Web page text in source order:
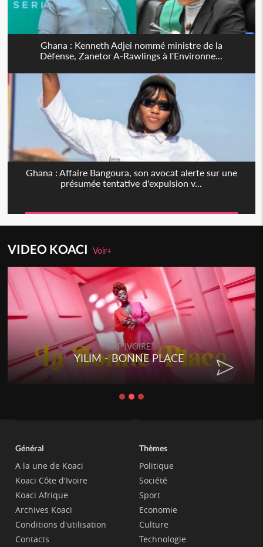
Ghana : Kenneth Adjei nommé ministre de la
Défense, Zanetor A-Rawlings à l'Environne...
Ghana : Affaire Bangoura, son avocat alerte sur une
présumée tentative d'expulsion v...
VIDEO KOACIVoir+
RAP IVOIRE
YILIM - BONNE PLACE
Général
A la une de Koaci
Koaci Côte d'Ivoire
Koaci Afrique
Archives Koaci
Conditions d'utilisation
Contacts
Thèmes
Politique
Société
Sport
Economie
Culture
Technologie